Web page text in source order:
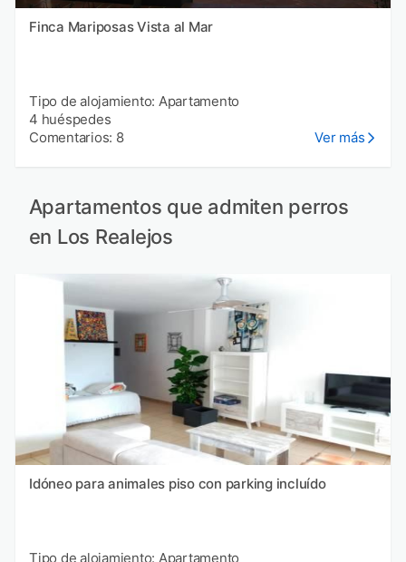
Finca Mariposas Vista al Mar
Tipo de alojamiento: Apartamento
4 huéspedes
Comentarios: 8
Ver más
Apartamentos que admiten perros
en Los Realejos
Idóneo para animales piso con parking incluído
Tipo de alojamiento: Apartamento